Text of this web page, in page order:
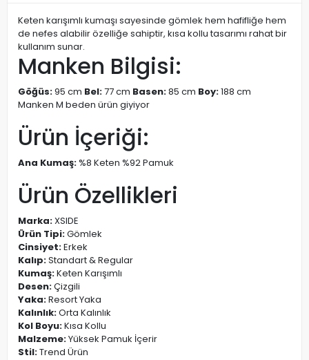
Keten karışımlı kumaşı sayesinde gömlek hem hafifliğe hem
de nefes alabilir özelliğe sahiptir, kısa kollu tasarımı rahat bir
kullanım sunar.
Manken Bilgisi:
Göğüs:95 cm Bel:77 cm Basen:85 cm Boy:188 cm
Manken M beden ürün giyiyor
Ürün İçeriği:
Ana Kumaş: %8 Keten %92 Pamuk
Ürün Özellikleri
Marka:XSIDE
Ürün Tipi:Gömlek
Cinsiyet:Erkek
Kalıp:Standart & Regular
Kumaş:Keten Karışımlı
Desen:Çizgili
Yaka:Resort Yaka
Kalınlık:Orta Kalınlık
Kol Boyu:Kısa Kollu
Malzeme:Yüksek Pamuk İçerir
Stil:Trend Ürün